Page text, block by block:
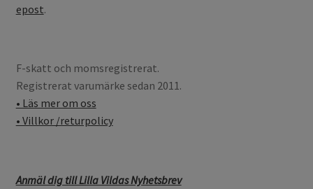
epost.
F-skatt och momsregistrerat.
Registrerat varumärke sedan 2011.
• Läs mer om oss
• Villkor /returpolicy
Anmäl dig till Lilla Vildas Nyhetsbrev